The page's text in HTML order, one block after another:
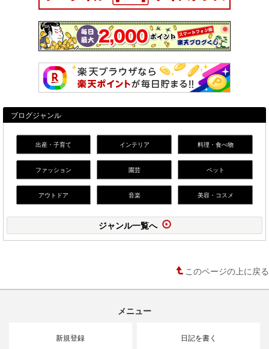
ブログジャンル
出産・子育て インテリア 料理・食べ物
ファッション 園芸 ペット
アウトドア 音楽 美容・コスメ
ジャンル一覧へ
このページの上に戻る
メニュー
新規登録 日記を書く